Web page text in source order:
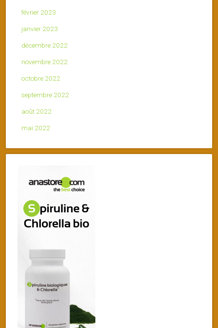
février 2023
janvier 2023
décembre 2022
novembre 2022
octobre 2022
septembre 2022
août 2022
mai 2022